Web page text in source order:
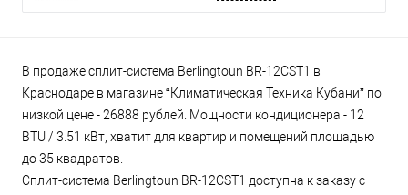
В продаже сплит-система Berlingtoun BR-12CST1 в
Краснодаре в магазине “Климатическая Техника Кубани” по
низкой цене - 26888 рублей. Мощности кондиционера - 12
BTU / 3.51 кВт, хватит для квартир и помещений площадью
до 35 квадратов.
Сплит-система Berlingtoun BR-12CST1 доступна к заказу с